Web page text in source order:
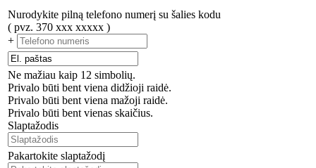
Nurodykite pilną telefono numerį su šalies kodu
( pvz. 370 xxx xxxxx )
+
Ne mažiau kaip 12 simbolių.
Privalo būti bent viena didžioji raidė.
Privalo būti bent viena mažoji raidė.
Privalo būti bent vienas skaičius.
Slaptažodis
Pakartokite slaptažodį